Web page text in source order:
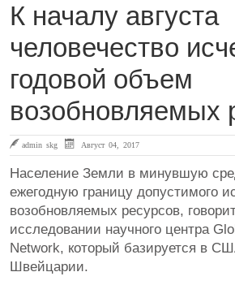
К началу августа
человечество
годовой объем
возобновляемых
admin skg Август 04, 2017
Население Земли в минувшую
ежегодную границу допустимого
возобновляемых ресурсов,
исследовании научного центра
Network, который базируется в
Швейцарии.